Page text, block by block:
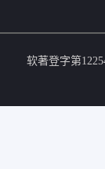
软著登字第